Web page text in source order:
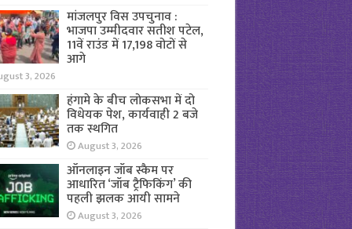
मांजलपुर विस उपचुनाव :
भाजपा उम्मीदवार सतीश पटेल,
11वें राउंड में 17,198 वोटों से
आगे
3, 2026
हंगामे के बीच लोकसभा में दो
विधेयक पेश, कार्यवाही 2 बजे
तक स्थगित
August 3, 2026
ऑनलाइन जॉब स्कैम पर
आधारित ‘जॉब ट्रैफिकिंग’ की
पहली झलक आयी सामने
August 3, 2026